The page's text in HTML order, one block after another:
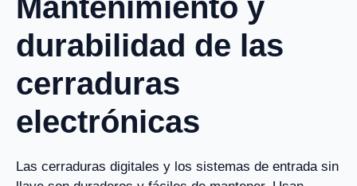
Mantenimiento y
durabilidad de las
cerraduras
electrónicas
Las cerraduras digitales y los sistemas de entrada sin